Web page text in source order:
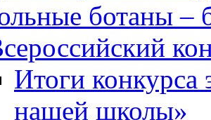
ботаны –
Итоги
нашей школы»